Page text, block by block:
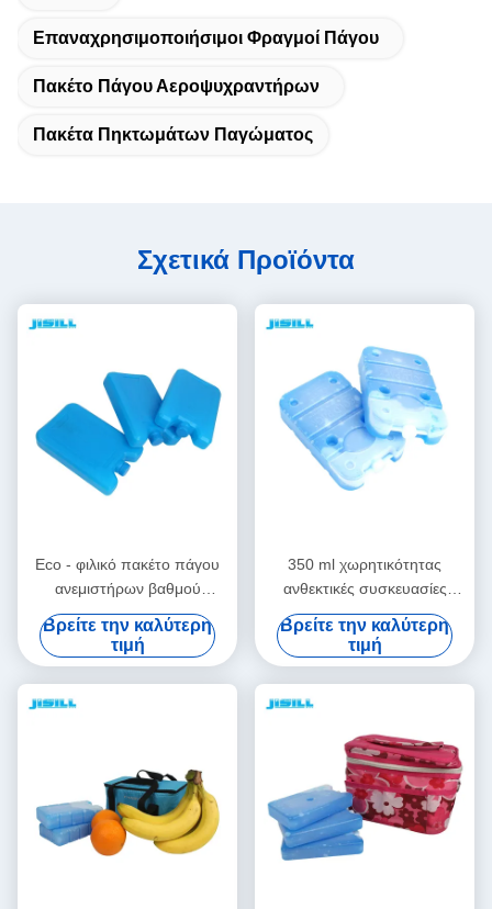
Επαναχρησιμοποιήσιμοι Φραγμοί Πάγου
Πακέτο Πάγου Αεροψυχραντήρων
Πακέτα Πηκτωμάτων Παγώματος
Σχετικά Προϊόντα
Eco - φιλικό πακέτο πάγου
ανεμιστήρων βαθμού
τροφίμων
επαναχρησιμοποιήσιμο με τα
σκληρά πλαστικά υλικά της
Shell
Βρείτε την καλύτερη
τιμή
350 ml χωρητικότητας
ανθεκτικές συσκευασίες
ψυγείου πάγου μη τοξικές για
παγωτό
Βρείτε την καλύτερη
τιμή